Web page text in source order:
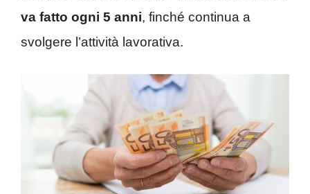
va fatto ogni 5 anni, finché continua a
svolgere l’attività lavorativa.